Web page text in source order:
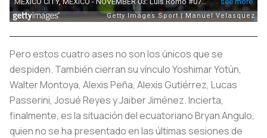
Pero estos cuatro ases no son los únicos que se
despiden. También cierran su vínculo Yoshimar Yotún,
Walter Montoya, Alexis Peña, Alexis Gutiérrez, Lucas
Passerini, Josué Reyes y Jaiber Jiménez. Incierta,
finalmente, es la situación del ecuatoriano Bryan Angulo,
quien no se ha presentado en las últimas sesiones de